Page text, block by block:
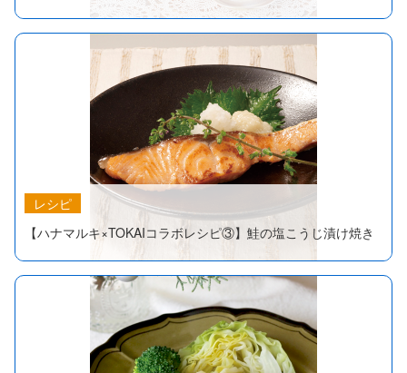
レシピ
【ハナマルキ×TOKAIコラボレシピ③】鮭の塩こうじ漬け焼き